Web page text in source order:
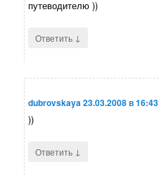
путеводителю ))
Ответить ↓
dubrovskaya23.03.2008 в 16:43
))
Ответить ↓